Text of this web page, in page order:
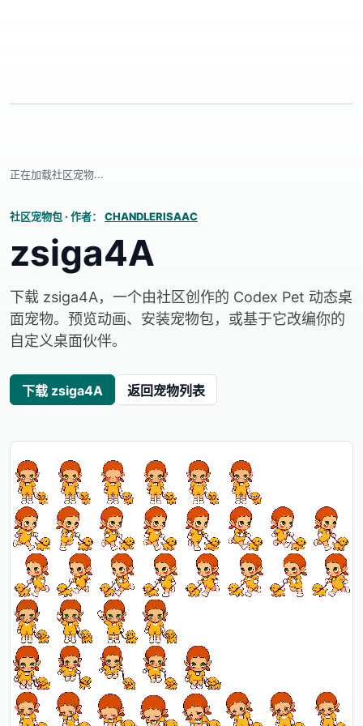
正在加载社区宠物...
社区宠物包 · 作者： CHANDLERISAAC
zsiga4A
下载 zsiga4A，一个由社区创作的 Codex Pet 动态桌
面宠物。预览动画、安装宠物包，或基于它改编你的
自定义桌面伙伴。
下载 zsiga4A 返回宠物列表